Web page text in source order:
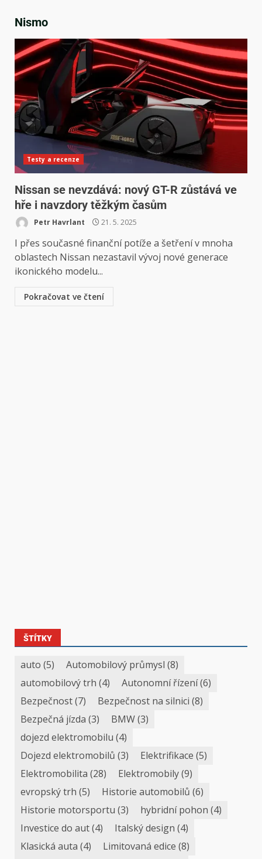
Nismo
Testy a recenze
Nissan se nevzdává: nový GT-R zůstává ve
hře i navzdory těžkým časům
Petr Havrlant 21. 5. 2025
I přes současné finanční potíže a šetření v mnoha
oblastech Nissan nezastavil vývoj nové generace
ikonického modelu...
Pokračovat ve čtení
ŠTÍTKY
auto (5) Automobilový průmysl (8)
automobilový trh (4) Autonomní řízení(6)
Bezpečnost(7) Bezpečnost na silnici (8)
Bezpečná jízda (3) BMW(3)
dojezd elektromobilu (4)
Dojezd elektromobilů (3) Elektrifikace (5)
Elektromobilita (28) Elektromobily(9)
evropský trh (5) Historie automobilů (6)
Historie motorsportu (3) hybridní pohon (4)
Investice do aut(4) Italský design (4)
Klasická auta (4) Limitovaná edice (8)